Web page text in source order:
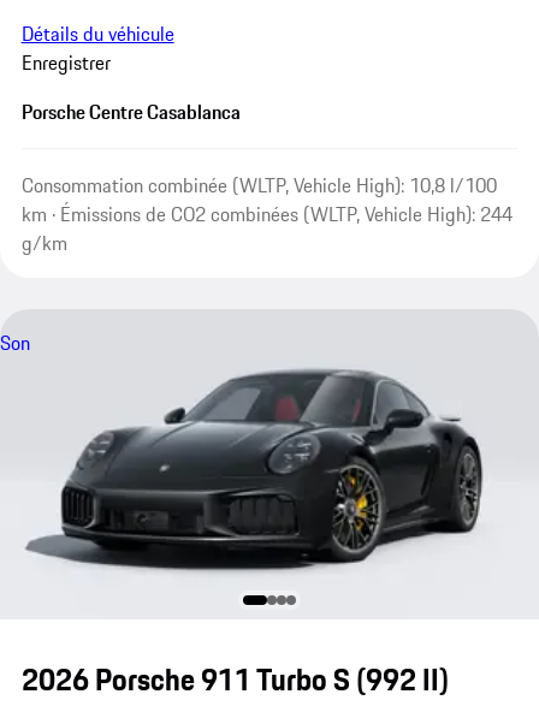
Détails du véhicule
Enregistrer
Porsche Centre Casablanca
Consommation combinée (WLTP, Vehicle High): 10,8 l/100
km · Émissions de CO2 combinées (WLTP, Vehicle High): 244
g/km
Son
2026 Porsche 911 Turbo S(992 II)